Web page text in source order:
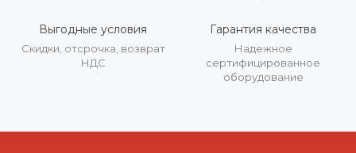
Выгодные условия
Скидки, отсрочка, возврат
НДС
Гарантия качества
Надежное
сертифицированное
оборудование